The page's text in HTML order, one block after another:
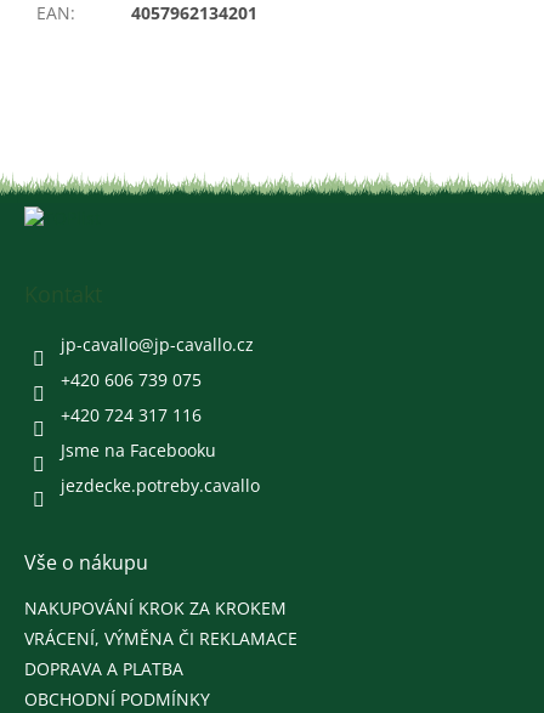
EAN: 4057962134201
jp-cavallo@jp-cavallo.cz
+420 606 739 075
+420 724 317 116
Jsme na Facebooku
jezdecke.potreby.cavallo
Vše o nákupu
NAKUPOVÁNÍ KROK ZA KROKEM
VRÁCENÍ, VÝMĚNA ČI REKLAMACE
DOPRAVA A PLATBA
OBCHODNÍ PODMÍNKY